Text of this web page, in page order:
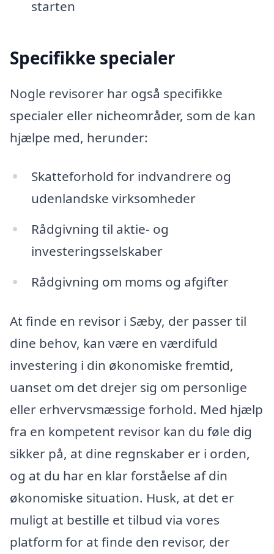
starten
Specifikke specialer
Nogle revisorer har også specifikke
specialer eller nicheområder, som de kan
hjælpe med, herunder:
Skatteforhold for indvandrere og
udenlandske virksomheder
Rådgivning til aktie- og
investeringsselskaber
Rådgivning om moms og afgifter
At finde en revisor i Sæby, der passer til
dine behov, kan være en værdifuld
investering i din økonomiske fremtid,
uanset om det drejer sig om personlige
eller erhvervsmæssige forhold. Med hjælp
fra en kompetent revisor kan du føle dig
sikker på, at dine regnskaber er i orden,
og at du har en klar forståelse af din
økonomiske situation. Husk, at det er
muligt at bestille et tilbud via vores
platform for at finde den revisor, der